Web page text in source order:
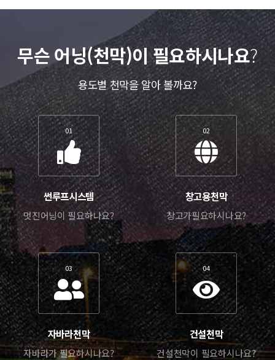
무슨 어닝(천막)이 필요하시나요?
용도별 천막을 알아 볼까요?
01
썬루프시스템
멋진어닝이 필요하나요?
02
창고용천막
창고가필요하시나요?
03
자바라천막
자바라가 필요하시나요?
04
건설천막
건설천막이 필요하시나요?